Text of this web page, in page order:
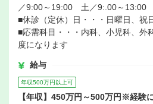
／9:00～19:00 土／9:.00～13:00
■休診（定休）日・・・日曜日、祝
■応需科目・・・内科、小児科、
度になります
給与
年収500万円以上可
【年収】450万円～500万円※経験